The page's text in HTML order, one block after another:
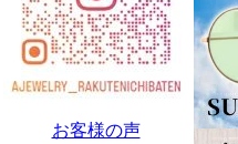
お客様の声